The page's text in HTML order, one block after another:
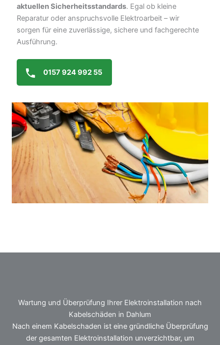
aktuellen Sicherheitsstandards. Egal ob kleine
Reparatur oder anspruchsvolle Elektroarbeit – wir
sorgen für eine zuverlässige, sichere und fachgerechte
Ausführung.
0157 924 992 55
Wartung und Überprüfung Ihrer Elektroinstallation nach
Kabelschäden in Dahlum
Nach einem Kabelschaden ist eine gründliche Überprüfung
der gesamten Elektroinstallation unverzichtbar, um